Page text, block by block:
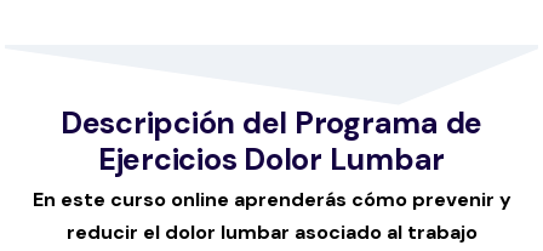
Descripción del Programa de
Ejercicios Dolor Lumbar
En este curso online aprenderás cómo prevenir y
reducir el dolor lumbar asociado al trabajo